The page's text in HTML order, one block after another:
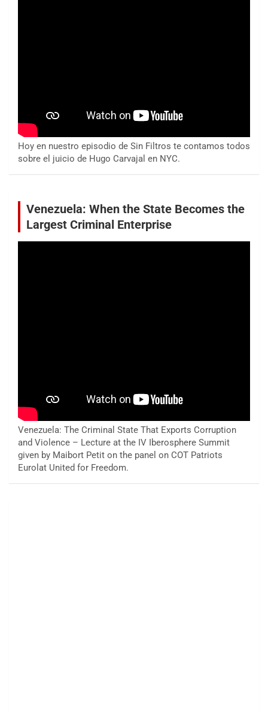
Hoy en nuestro episodio de Sin Filtros te contamos todos
sobre el juicio de Hugo Carvajal en NYC.
Venezuela: When the State Becomes the
Largest Criminal Enterprise
Venezuela: The Criminal State That Exports Corruption
and Violence – Lecture at the IV Iberosphere Summit
given by Maibort Petit on the panel on COT Patriots
Eurolat United for Freedom.